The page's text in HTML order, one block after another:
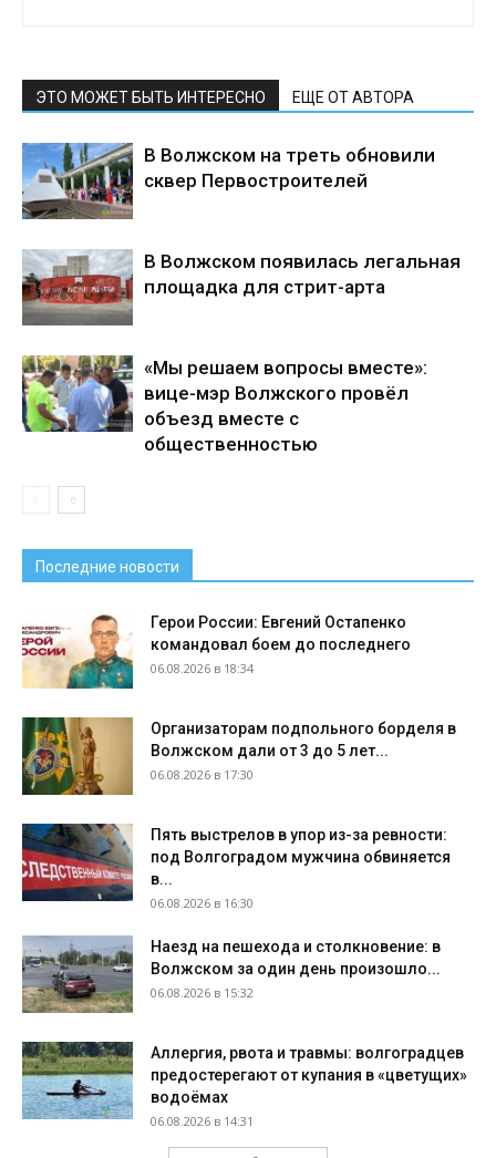
ЭТО МОЖЕТ БЫТЬ ИНТЕРЕСНО ЕЩЕ ОТ АВТОРА
В Волжском на треть обновили
сквер Первостроителей
В Волжском появилась легальная
площадка для стрит-арта
«Мы решаем вопросы вместе»:
вице-мэр Волжского провёл
объезд вместе с
общественностью
Последние новости
Герои России: Евгений Остапенко
командовал боем до последнего
06.08.2026 в 18:34
Организаторам подпольного борделя в
Волжском дали от 3 до 5 лет...
06.08.2026 в 17:30
Пять выстрелов в упор из-за ревности:
под Волгоградом мужчина обвиняется
в...
06.08.2026 в 16:30
Наезд на пешехода и столкновение: в
Волжском за один день произошло...
06.08.2026 в 15:32
Аллергия, рвота и травмы: волгоградцев
предостерегают от купания в «цветущих»
водоёмах
06.08.2026 в 14:31